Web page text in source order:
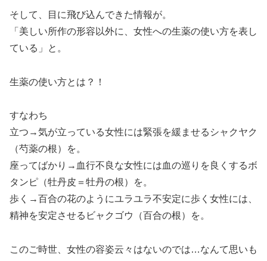
そして、目に飛び込んできた情報が。
「美しい所作の形容以外に、女性への生薬の使い方を表し
ている」と。
生薬の使い方とは？！
すなわち
立つ→気が立っている女性には緊張を緩ませるシャクヤク
（芍薬の根）を。
座ってばかり→血行不良な女性には血の巡りを良くするボ
タンピ（牡丹皮＝牡丹の根）を。
歩く→百合の花のようにユラユラ不安定に歩く女性には、
精神を安定させるビャクゴウ（百合の根）を。
このご時世、女性の容姿云々はないのでは…なんて思いも